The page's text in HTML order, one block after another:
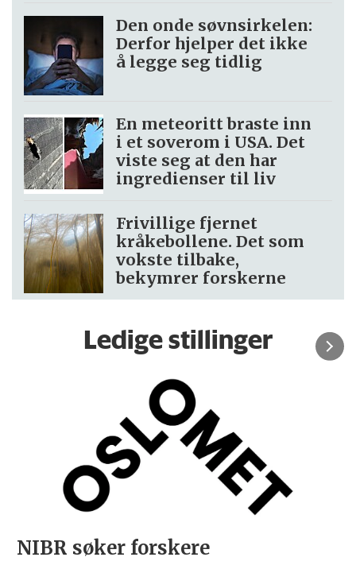
Den onde søvnsirkelen:
Derfor hjelper det ikke
å legge seg tidlig
En meteoritt braste inn
i et soverom i USA. Det
viste seg at den har
ingredienser til liv
Frivillige fjernet
kråkebollene. Det som
vokste tilbake,
bekymrer forskerne
Ledige stillinger
NIBR søker forskere